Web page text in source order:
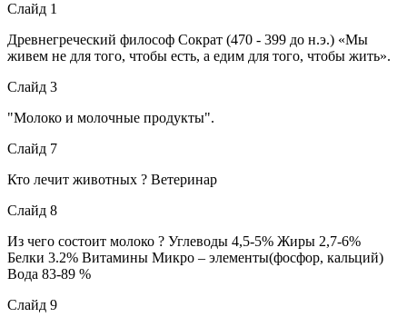
Слайд 1
Древнегреческий философ Сократ (470 - 399 до н.э.) «Мы
живем не для того, чтобы есть, а едим для того, чтобы жить».
Слайд 3
"Молоко и молочные продукты".
Слайд 7
Кто лечит животных ? Ветеринар
Слайд 8
Из чего состоит молоко ? Углеводы 4,5-5% Жиры 2,7-6%
Белки 3.2% Витамины Микро – элементы(фосфор, кальций)
Вода 83-89 %
Слайд 9